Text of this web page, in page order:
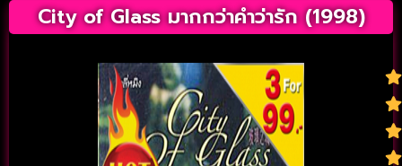
City of Glass มากกว่าคำว่ารัก (1998)